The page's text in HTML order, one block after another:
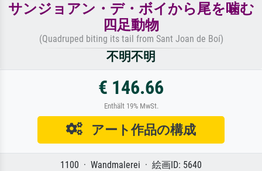
サンジョアン・デ・ボイから尾を噛む
四足動物
(Quadruped biting its tail from Sant Joan de Boí)
不明不明
€ 146.66
Enthält 19% MwSt.
アート作品の構成
1100 · Wandmalerei · 絵画ID: 5640